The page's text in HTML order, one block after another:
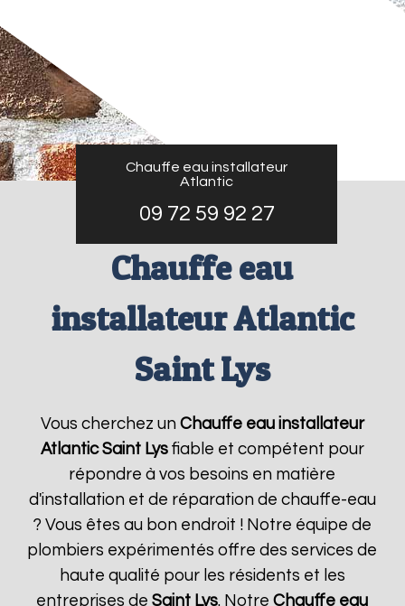
Chauffe eau installateur
Atlantic
09 72 59 92 27
Chauffe eau
installateur Atlantic
Saint Lys
Vous cherchez un Chauffe eau installateur
Atlantic Saint Lysfiable et compétent pour
répondre à vos besoins en matière
d'installation et de réparation de chauffe-eau
? Vous êtes au bon endroit ! Notre équipe de
plombiers expérimentés offre des services de
haute qualité pour les résidents et les
entreprises deSaint Lys. NotreChauffe eau